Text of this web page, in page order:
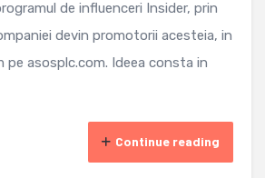
de influenceri Insider, prin
devin promotorii acesteia, in
pe asosplc.com. Ideea consta in
Continue reading